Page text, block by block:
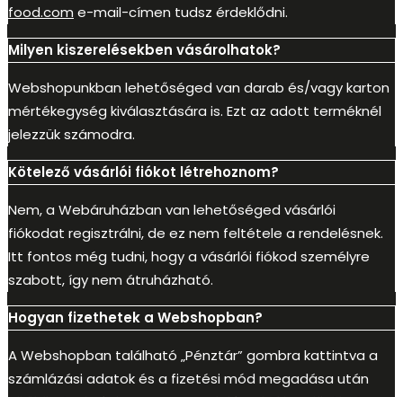
food.com e-mail-címen tudsz érdeklődni.
Milyen kiszerelésekben vásárolhatok?
Webshopunkban lehetőséged van darab és/vagy karton
mértékegység kiválasztására is. Ezt az adott terméknél
jelezzük számodra.
Kötelező vásárlói fiókot létrehoznom?
Nem, a Webáruházban van lehetőséged vásárlói
fiókodat regisztrálni, de ez nem feltétele a rendelésnek.
Itt fontos még tudni, hogy a vásárlói fiókod személyre
szabott, így nem átruházható.
Hogyan fizethetek a Webshopban?
A Webshopban található „Pénztár” gombra kattintva a
számlázási adatok és a fizetési mód megadása után